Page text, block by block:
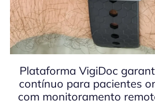
Plataforma VigiDoc
contínuo para pacientes
com monitoramento